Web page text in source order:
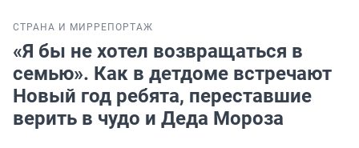
СТРАНА И МИР РЕПОРТАЖ
«Я бы не хотел возвращаться в
семью». Как в детдоме встречают
Новый год ребята, переставшие
верить в чудо и Деда Мороза